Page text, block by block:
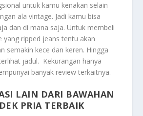
untuk kamu kenakan selain
ala vintage. Jadi kamu bisa
dan di mana saja. Untuk membeli
yang ripped jeans tentu akan
semakin kece dan keren. Hingga
jadul. Kekurangan hanya
banyak review terkaitnya.
LAIN DARI BAWAHAN
PRIA TERBAIK